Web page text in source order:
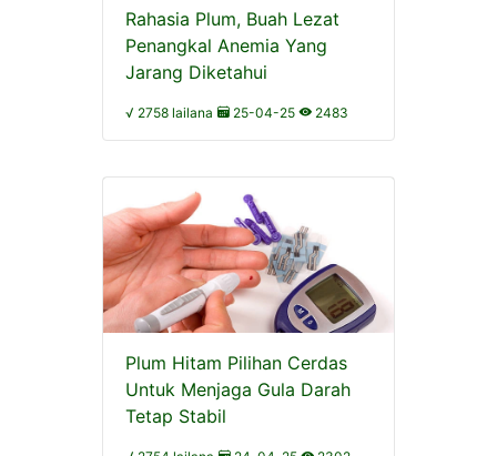
Rahasia Plum, Buah Lezat
Penangkal Anemia Yang
Jarang Diketahui
√ 2758 lailana 25-04-25 2483
Plum Hitam Pilihan Cerdas
Untuk Menjaga Gula Darah
Tetap Stabil